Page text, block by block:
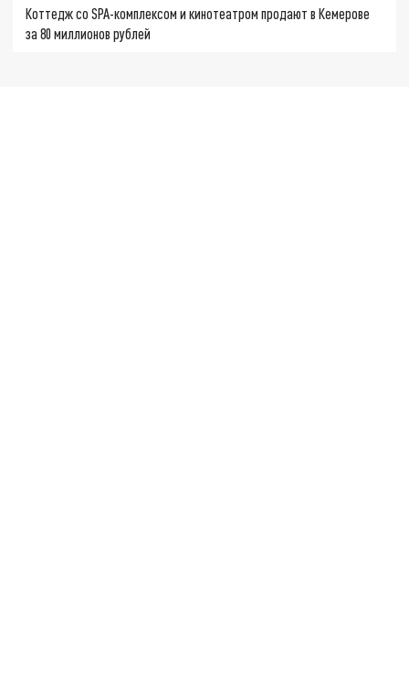
Коттедж со SPA-комплексом и кинотеатром продают в Кемерове
за 80 миллионов рублей